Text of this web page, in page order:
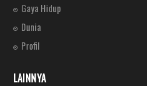
Gaya Hidup
Dunia
Profil
LAINNYA